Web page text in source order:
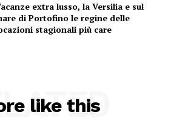
extra lusso, la Versilia e sul
di Portofino le regine delle
stagionali più care
like this